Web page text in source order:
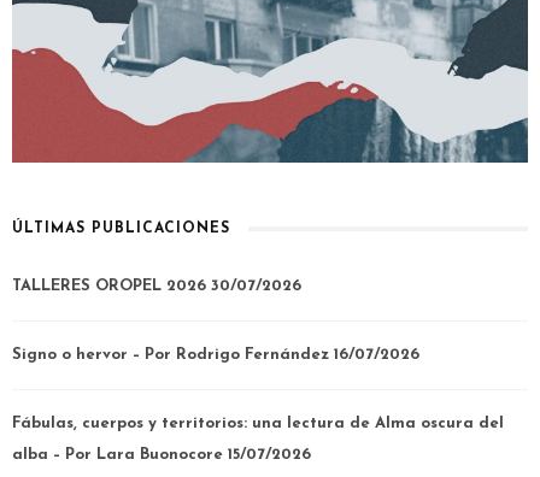
ÚLTIMAS PUBLICACIONES
TALLERES OROPEL 2026 30/07/2026
Signo o hervor – Por Rodrigo Fernández 16/07/2026
Fábulas, cuerpos y territorios: una lectura de Alma oscura del
alba – Por Lara Buonocore 15/07/2026